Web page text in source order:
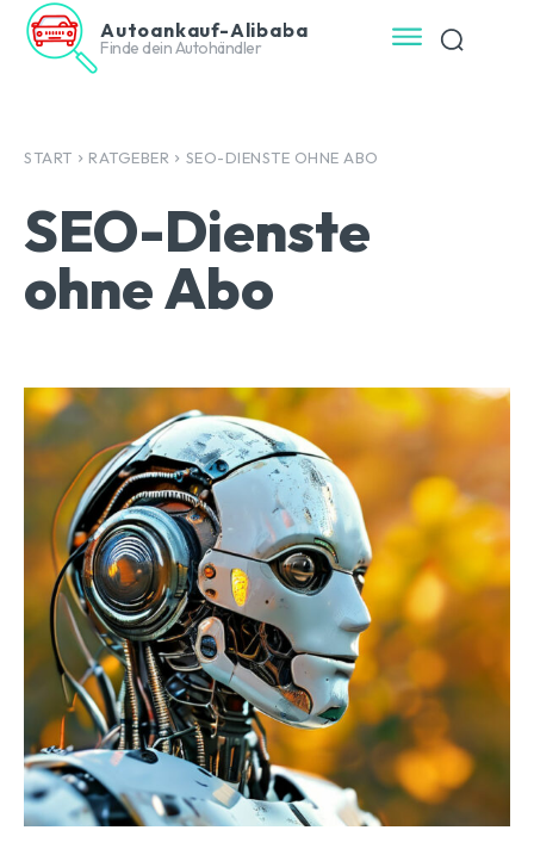
Autoankauf-Alibaba
Finde dein Autohändler
START RATGEBER SEO-DIENSTE OHNE ABO
SEO-Dienste
ohne Abo